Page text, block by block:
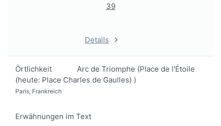
39
Details
Örtlichkeit
Arc de Triomphe (Place de l'Étoile
(heute: Place Charles de Gaulles) )
Paris, Frankreich
Erwähnungen im Text